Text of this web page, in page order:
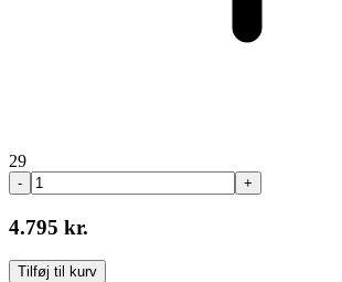
29
- +
4.795 kr.
Tilføj til kurv